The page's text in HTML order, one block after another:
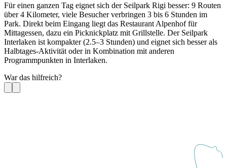
Für einen ganzen Tag eignet sich der Seilpark Rigi besser: 9 Routen
über 4 Kilometer, viele Besucher verbringen 3 bis 6 Stunden im
Park. Direkt beim Eingang liegt das Restaurant Alpenhof für
Mittagessen, dazu ein Picknickplatz mit Grillstelle. Der Seilpark
Interlaken ist kompakter (2.5–3 Stunden) und eignet sich besser als
Halbtages-Aktivität oder in Kombination mit anderen
Programmpunkten in Interlaken.
War das hilfreich?